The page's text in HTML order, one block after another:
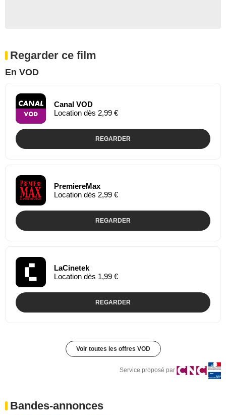
Regarder ce film
En VOD
Canal VOD
Location dès 2,99 €
REGARDER
PremiereMax
Location dès 2,99 €
REGARDER
LaCinetek
Location dès 1,99 €
REGARDER
Voir toutes les offres VOD
Service proposé par
Bandes-annonces